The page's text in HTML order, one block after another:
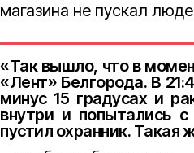
магазина не пускал
«Так вышло, что в
«Лент» Белгорода. В
минус 15 градусах и
внутри и попытались
пустил охранник.